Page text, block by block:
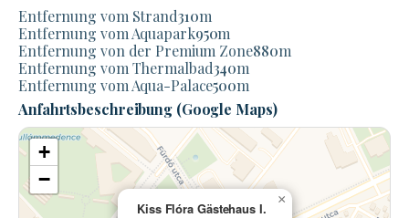
Entfernung vom Strand310m
Entfernung vom Aquapark950m
Entfernung von der Premium Zone880m
Entfernung vom Thermalbad340m
Entfernung vom Aqua-Palace500m
Anfahrtsbeschreibung (Google Maps)
Kiss Flóra Gästehaus I.
×
+
−